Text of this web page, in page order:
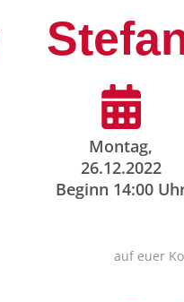
Montag,
26.12.2022
Beginn 14:00
auf euer